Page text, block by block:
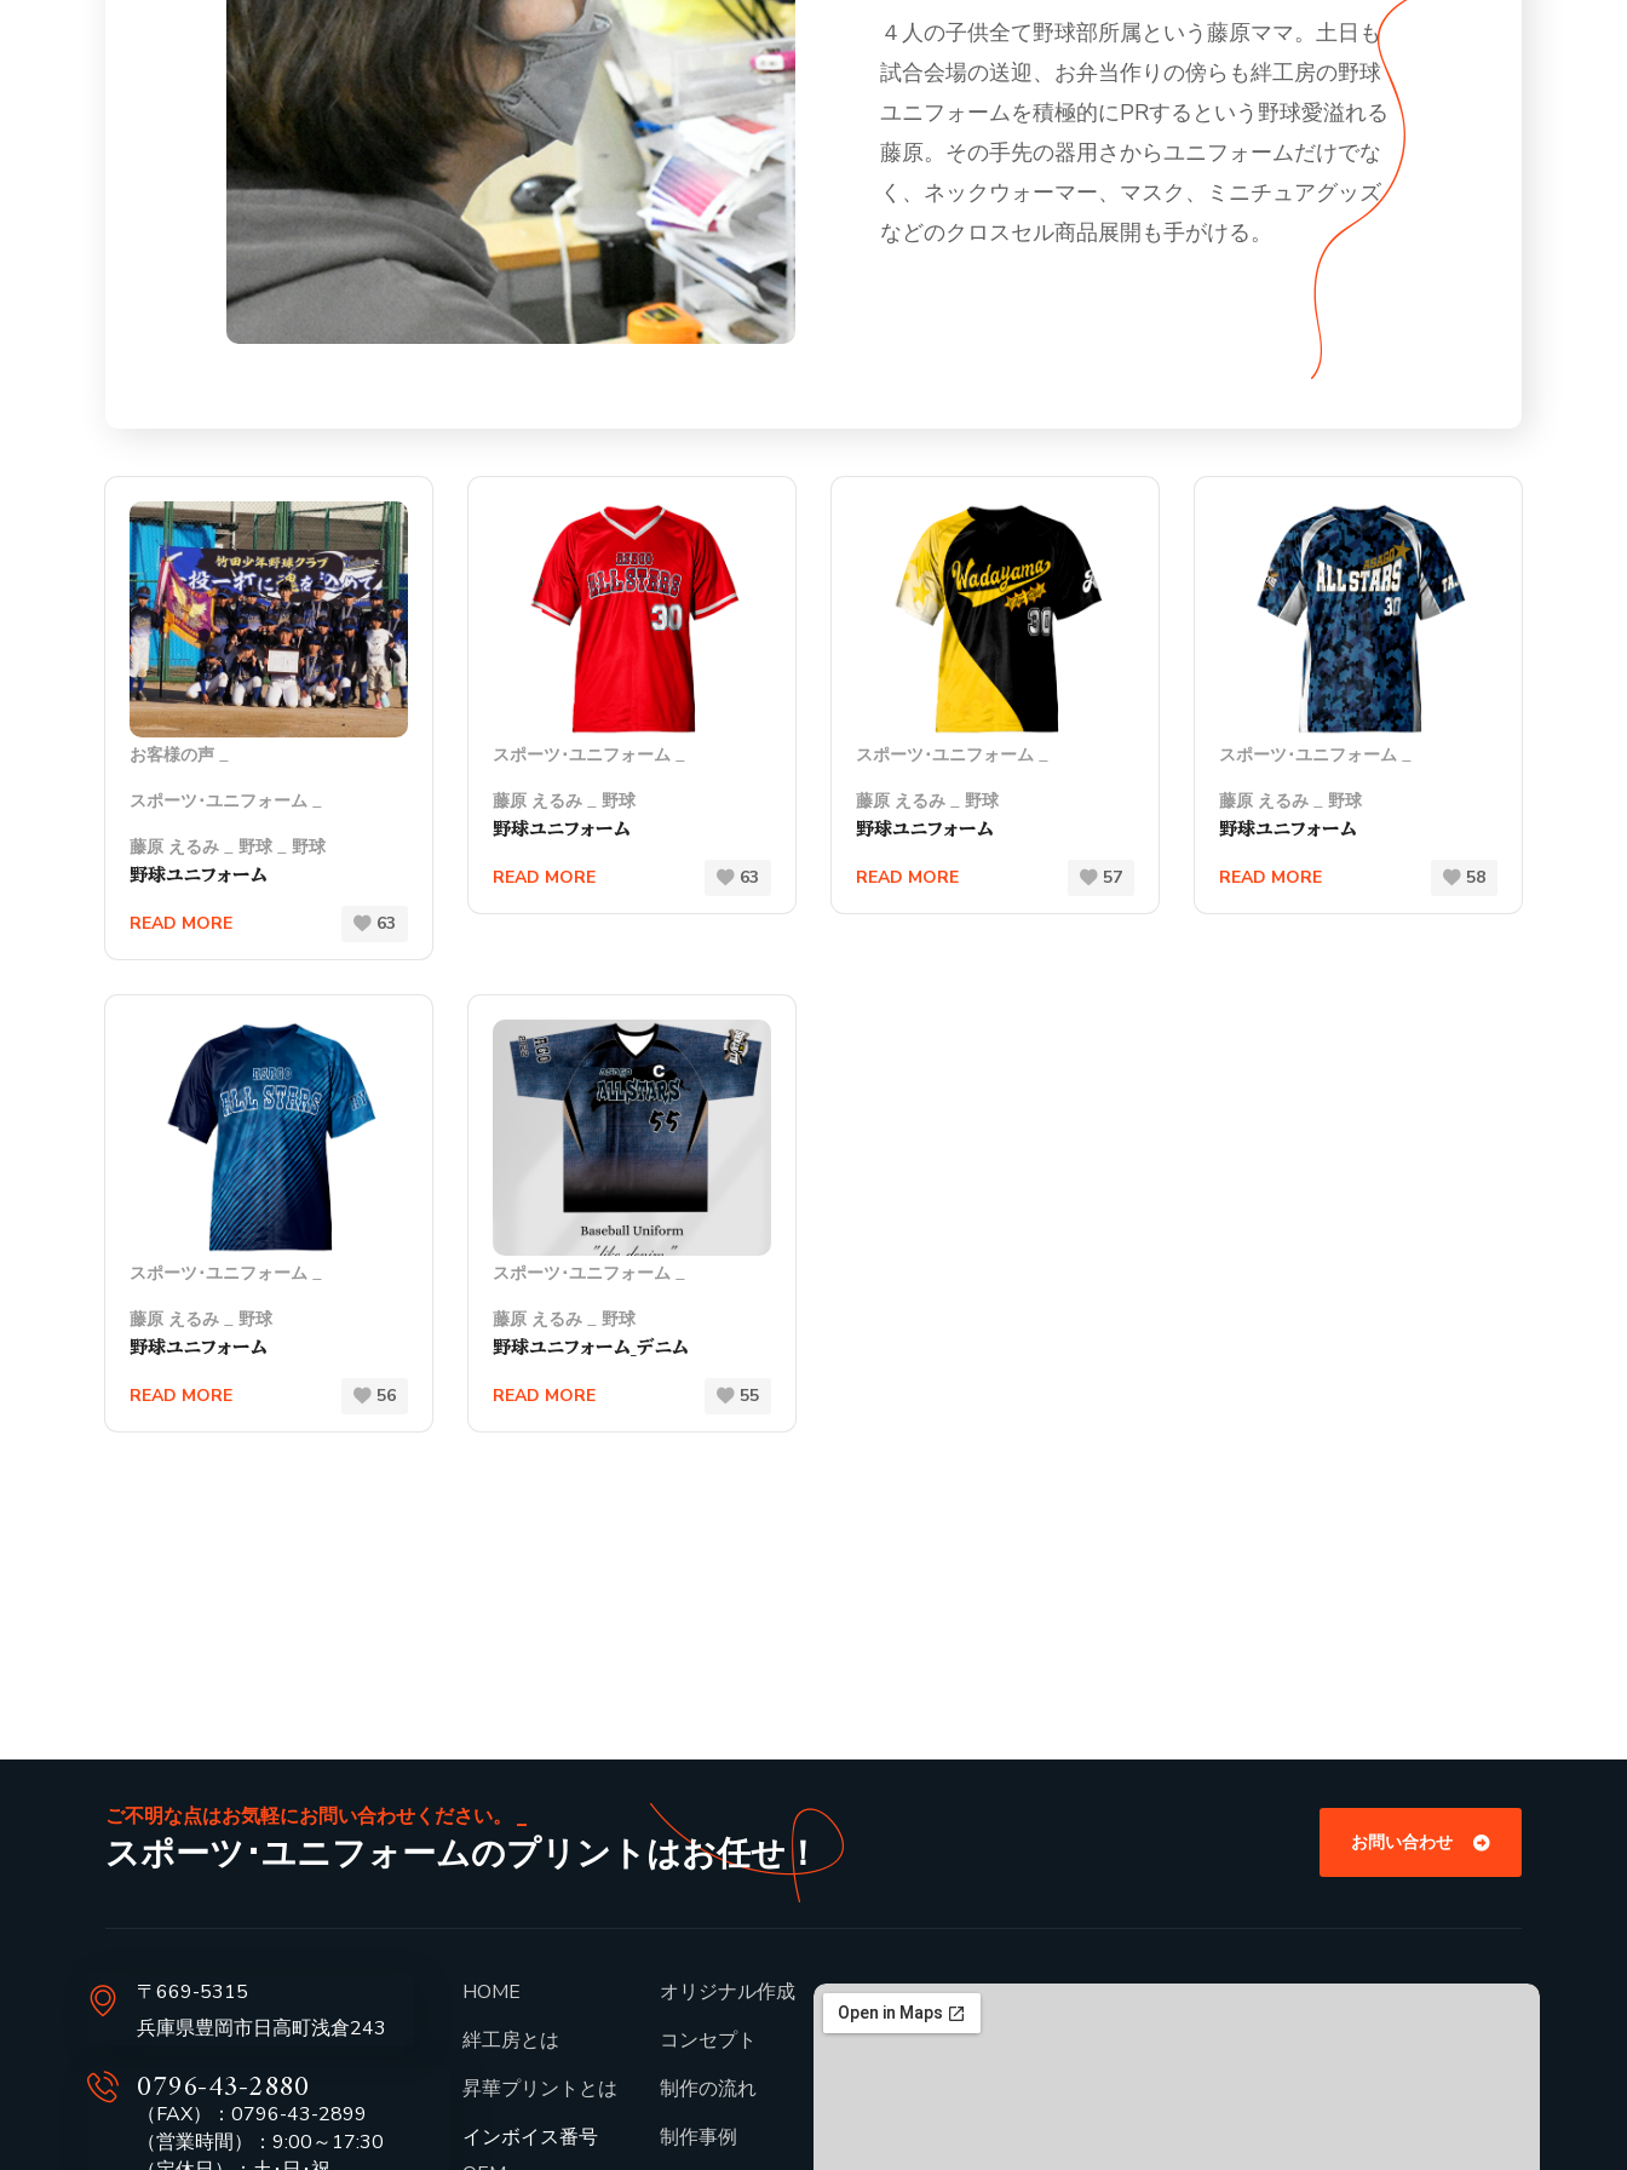
４人の子供全て野球部所属という藤原ママ。土日も
試合会場の送迎、お弁当作りの傍らも絆工房の野球
ユニフォームを積極的にPRするという野球愛溢れる
藤原。その手先の器用さからユニフォームだけでな
く、ネックウォーマー、マスク、ミニチュアグッズ
などのクロスセル商品展開も手がける。
お客様の声
スポーツ･ユニフォーム
藤原 えるみ
野球 野球
野球ユニフォーム
READ MORE 63
スポーツ･ユニフォーム
藤原 えるみ
野球
野球ユニフォーム
READ MORE 63
スポーツ･ユニフォーム
藤原 えるみ
野球
野球ユニフォーム
READ MORE 57
スポーツ･ユニフォーム
藤原 えるみ
野球
野球ユニフォーム
READ MORE 58
スポーツ･ユニフォーム
藤原 えるみ
野球
野球ユニフォーム
READ MORE 56
スポーツ･ユニフォーム
藤原 えるみ
野球
野球ユニフォーム_デニム
READ MORE 55
ご不明な点はお気軽にお問い合わせください。
スポーツ･ユニフォームのプリントはお任せ！ お問い合わせ
〒669-5315
兵庫県豊岡市日高町浅倉243
0796-43-2880
（FAX）：0796-43-2899
（営業時間）：9:00～17:30
HOME
絆工房とは
昇華プリントとは
インボイス番号
オリジナル作成
コンセプト
制作の流れ
制作事例